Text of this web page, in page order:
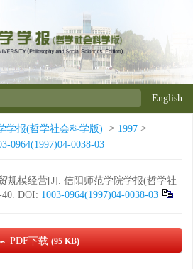
English
学报(哲学社会科学版) > 1997 >
0964(1997)04-0038-03
规模经营[J]. 信阳师范学院学报(哲学社
DOI: 1003-0964(1997)04-0038-03
PDF下载 (95 KB)